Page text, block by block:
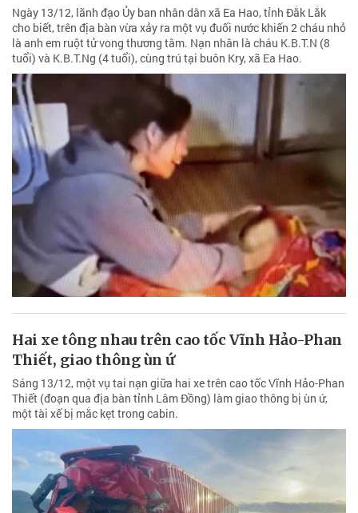
Ngày 13/12, lãnh đạo Ủy ban nhân dân xã Ea Hao, tỉnh Đắk Lắk
cho biết, trên địa bàn vừa xảy ra một vụ đuối nước khiến 2 cháu nhỏ
là anh em ruột tử vong thương tâm. Nạn nhân là cháu K.B.T.N (8
tuổi) và K.B.T.Ng (4 tuổi), cùng trú tại buôn Kry, xã Ea Hao.
Hai xe tông nhau trên cao tốc Vĩnh Hảo-Phan
Thiết, giao thông ùn ứ
Sáng 13/12, một vụ tai nạn giữa hai xe trên cao tốc Vĩnh Hảo-Phan
Thiết (đoạn qua địa bàn tỉnh Lâm Đồng) làm giao thông bị ùn ứ,
một tài xế bị mắc kẹt trong cabin.